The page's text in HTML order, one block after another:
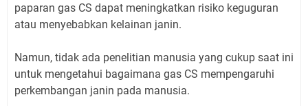
paparan gas CS dapat meningkatkan risiko keguguran
atau menyebabkan kelainan janin.
Namun, tidak ada penelitian manusia yang cukup saat ini
untuk mengetahui bagaimana gas CS mempengaruhi
perkembangan janin pada manusia.